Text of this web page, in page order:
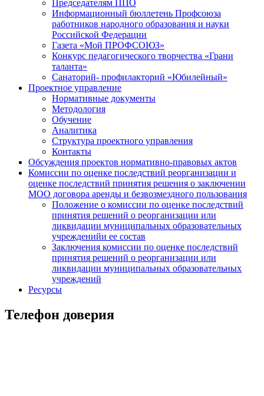
Председателям ППО
Информационный бюллетень Профсоюза
работников народного образования и науки
Российской Федерации
Газета «Мой ПРОФСОЮЗ»
Конкурс педагогического творчества «Грани
таланта»
Санаторий- профилакторий «Юбилейный»
Проектное управление
Нормативные документы
Методология
Обучение
Аналитика
Структура проектного управления
Контакты
Обсуждения проектов нормативно-правовых актов
Комиссии по оценке последствий реорганизации и
оценке последствий принятия решения о заключении
МОО договора аренды и безвозмездного пользования
Положение о комиссии по оценке последствий
принятия решений о реорганизации или
ликвидации муниципальных образовательных
учрежденийи ее состав
Заключения комиссии по оценке последствий
принятия решений о реорганизации или
ликвидации муниципальных образовательных
учреждений
Ресурсы
Телефон доверия